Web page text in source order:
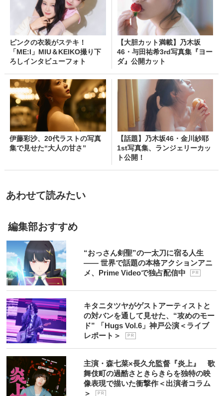
ピンクの衣装がステキ！
「ME:I」MIU＆KEIKO撮り下
ろしインタビューフォト
【大胆カット満載】乃木坂
46・与田祐希3rd写真集『ヨー
ダ』公開カット
伊藤彩沙、20代ラストの写真
集で見せた“大人の甘さ”
【話題】乃木坂46・金川紗耶
1st写真集、ランジェリーカッ
ト公開！
あわせて読みたい
編集部おすすめ
“おっさん剣聖”の一太刀に宿る人生
―― 世界で話題の本格アクションアニ
メ、Prime Videoで独占配信中
P R
キタニタツヤがゲストアーティストと
の対バンを通して見せた、“攻めのモー
ド” 「Hugs Vol.6」神戸公演＜ライブ
レポート＞
P R
主演・森七菜×長久允監督『炎上』 歌
舞伎町の過酷さときらきらを独特の映
像表現で描いた衝撃作＜出演者コラム
＞
P R